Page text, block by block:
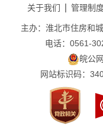
关于我们 管理制
主办：淮北市住房和
电话：0561-
皖公
网站标识码：